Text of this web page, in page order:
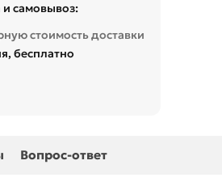
самовывоз:
стоимость доставки
бесплатно
Вопрос-ответ